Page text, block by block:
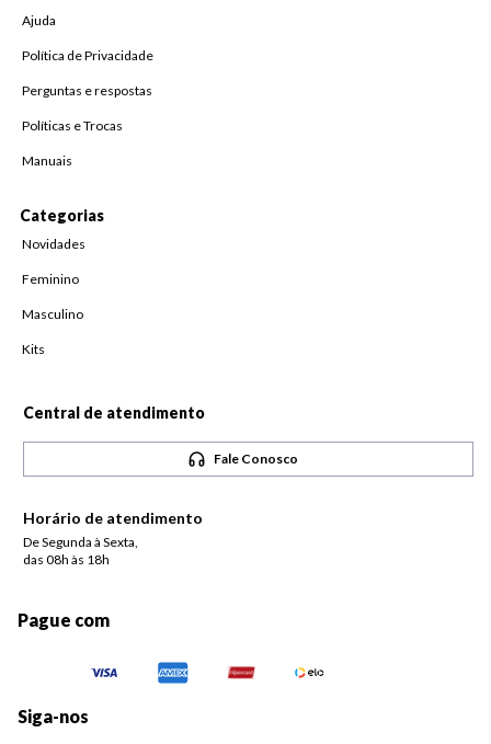
Ajuda
Política de Privacidade
Perguntas e respostas
Políticas e Trocas
Manuais
Categorias
Novidades
Feminino
Masculino
Kits
Central de atendimento
Fale Conosco
Horário de atendimento
De Segunda à Sexta,
das 08h às 18h
Pague com
Siga-nos